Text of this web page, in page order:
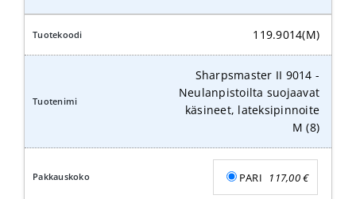
9014
Neulanpistoilta
suojaavat
käsineet,
lateksipinnoite
määrä
119.9014(M)
Sharpsmaster II 9014 -
Neulanpistoilta suojaavat
käsineet, lateksipinnoite
M (8)
PARI 117,00€